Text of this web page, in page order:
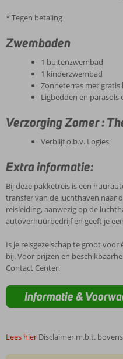
* Tegen betaling
Zwembaden
1 buitenzwembad
1 kinderzwembad
Zonneterras met gratis
Ligbedden en
Verzorging Zomer :
Verblijf o.b.v. Logies
Extra informatie:
Bij deze pakketreis is een
transfer van de luchthaven naar
reisleiding, aanwezig op de
autoverhuurbedrijf en geeft je
Is je reisgezelschap te groot
bij. Voor prijzen en
Contact Center.
Informatie &
Lees hier Disclaimer m.b.t.